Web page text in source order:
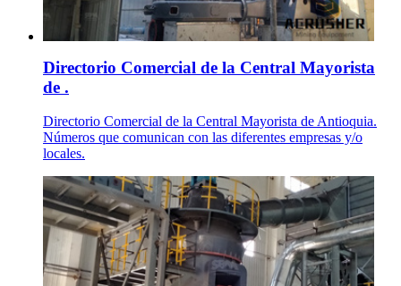
Directorio Comercial de la Central Mayorista
de .
Directorio Comercial de la Central Mayorista de Antioquia.
Números que comunican con las diferentes empresas y/o
locales.